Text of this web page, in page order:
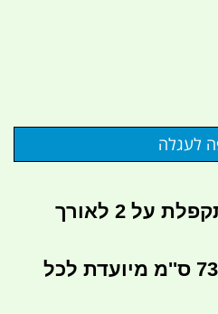
רמפה אלומיניום מתקפלת על 2 לאורך
אורך 180 סמ' רוחב 73 ס''מ מיועדת לכל